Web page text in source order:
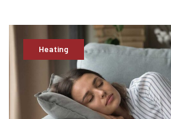
Heating